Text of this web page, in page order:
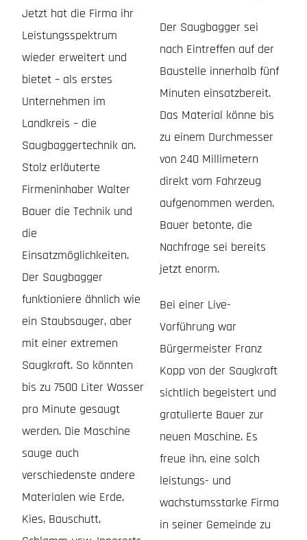
Jetzt hat die Firma ihr
Leistungsspektrum
wieder erweitert und
bietet – als erstes
Unternehmen im
Landkreis – die
Saugbaggertechnik an.
Stolz erläuterte
Firmeninhaber Walter
Bauer die Technik und
die
Einsatzmöglichkeiten.
Der Saugbagger
funktioniere ähnlich wie
ein Staubsauger, aber
mit einer extremen
Saugkraft. So könnten
bis zu 7500 Liter Wasser
pro Minute gesaugt
werden. Die Maschine
sauge auch
verschiedenste andere
Materialen wie Erde,
Kies, Bauschutt,
Der Saugbagger sei
nach Eintreffen auf der
Baustelle innerhalb fünf
Minuten einsatzbereit.
Das Material könne bis
zu einem Durchmesser
von 240 Millimetern
direkt vom Fahrzeug
aufgenommen werden.
Bauer betonte, die
Nachfrage sei bereits
jetzt enorm.
Bei einer Live-
Vorführung war
Bürgermeister Franz
Kopp von der Saugkraft
sichtlich begeistert und
gratulierte Bauer zur
neuen Maschine. Es
freue ihn, eine solch
leistungs- und
wachstumsstarke Firma
in seiner Gemeinde zu